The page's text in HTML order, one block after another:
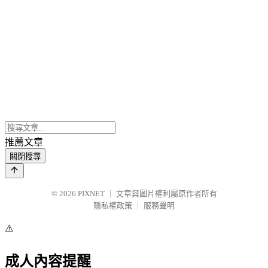
推薦文章
關閉搜尋
© 2026 PIXNET
文章與圖片權利屬原作者所有
隱私權政策
服務聲明
⚠️
成人內容提醒